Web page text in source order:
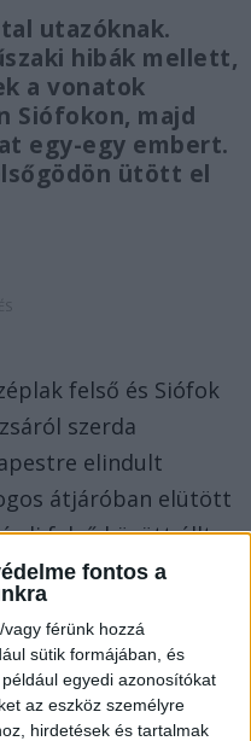
fontos a
férünk hozzá
sütik formájában, és
egyedi azonosítókat
az eszköz személyre
hirdetések és tartalmak
utazóknak.
hibák mellett,
a vonatok
Siófokon, majd
egy-egy embert.
ütött el
felső és Siófok
szerda
elindult
átjáróban elütött
felső között állt a
kényszerültek,
szakaszon 40-60
kellett számítani.